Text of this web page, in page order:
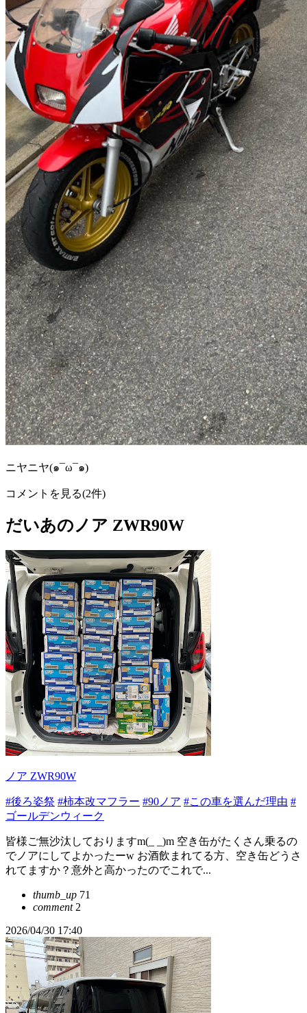
ニヤニヤ(๑¯ω¯๑)
コメントを見る(2件)
だいあのノア ZWR90W
ノア ZWR90W
#後ろ姿祭 #柿本改マフラー #90ノア #この車を選んだ理由 #
ゴールデンウィーク
皆様ご無沙汰しておりますm(_ _)m 空き缶がたくさん乗るの
でノアにしてよかったーw お酒飲まれてる方、空き缶どうさ
れてますか？意外と高かったのでこれで...
thumb_up 71
comment2
2026/04/30 17:40